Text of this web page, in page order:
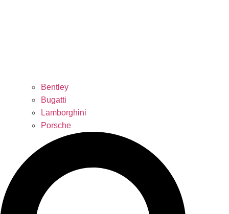
Bentley
Bugatti
Lamborghini
Porsche